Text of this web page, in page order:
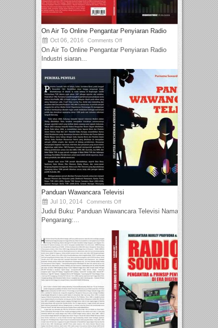
On Air To Online Pengantar Penyiaran Radio
Oct 06, 2016 Comments Off
On Air To Online Pengantar Penyiaran Radio
Industri siaran...
Panduan Wawancara Televisi
Jul 10, 2014 Comments Off
Judul Buku: Panduan Wawancara Televisi Nama
Pengarang:...